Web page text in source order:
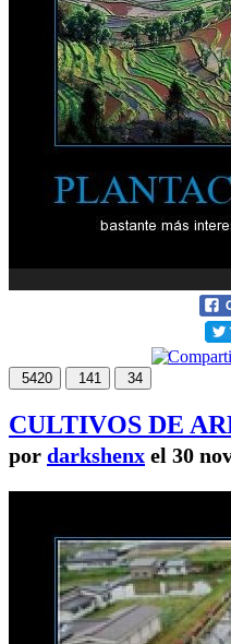
5420 141 34
CULTIVOS DE
por darkshenx el 30